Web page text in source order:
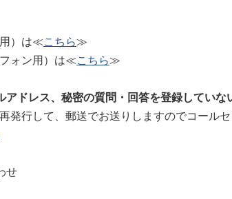
用）は≪こちら≫
ォン用）は≪こちら≫
アドレス、秘密の質問・回答を登録していな
発行して、郵送でお送りしますのでコール
せ